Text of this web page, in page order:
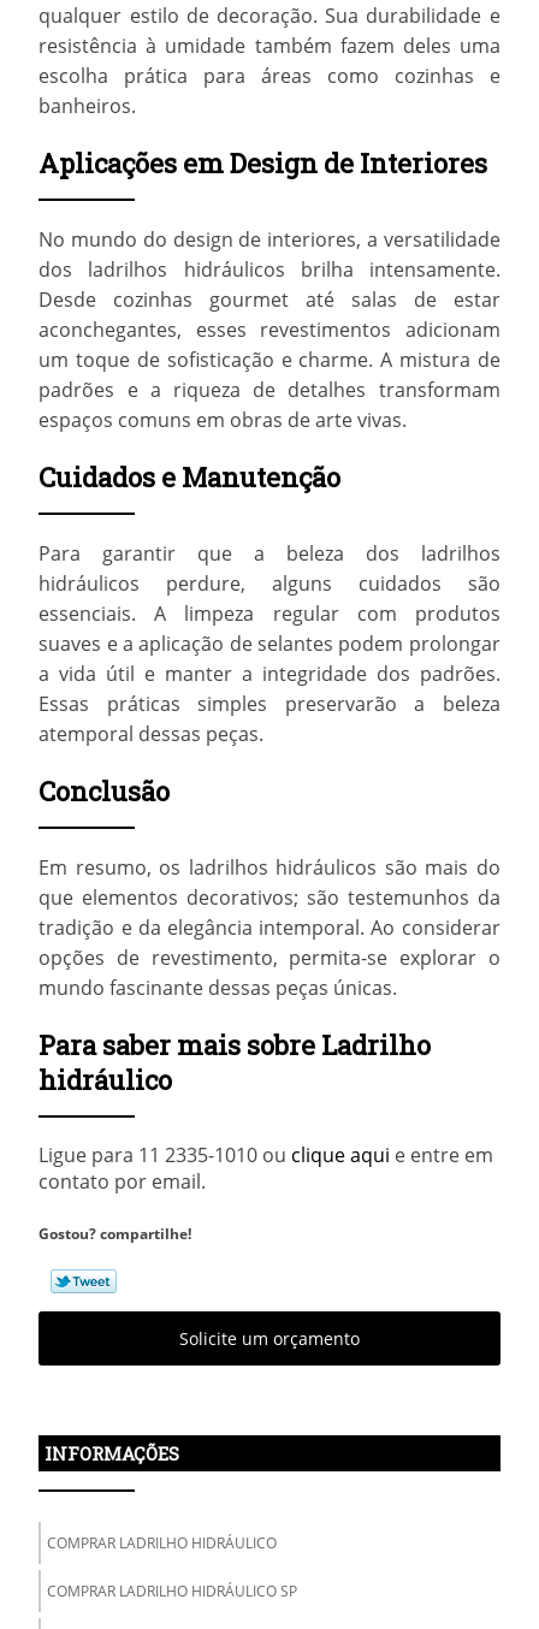
qualquer estilo de decoração. Sua durabilidade e
resistência à umidade também fazem deles uma
escolha prática para áreas como cozinhas e
banheiros.
Aplicações em Design de Interiores
No mundo do design de interiores, a versatilidade
dos ladrilhos hidráulicos brilha intensamente.
Desde cozinhas gourmet até salas de estar
aconchegantes, esses revestimentos adicionam
um toque de sofisticação e charme. A mistura de
padrões e a riqueza de detalhes transformam
espaços comuns em obras de arte vivas.
Cuidados e Manutenção
Para garantir que a beleza dos ladrilhos
hidráulicos perdure, alguns cuidados são
essenciais. A limpeza regular com produtos
suaves e a aplicação de selantes podem prolongar
a vida útil e manter a integridade dos padrões.
Essas práticas simples preservarão a beleza
atemporal dessas peças.
Conclusão
Em resumo, os ladrilhos hidráulicos são mais do
que elementos decorativos; são testemunhos da
tradição e da elegância intemporal. Ao considerar
opções de revestimento, permita-se explorar o
mundo fascinante dessas peças únicas.
Para saber mais sobre Ladrilho
hidráulico
Ligue para 11 2335-1010 ou clique aqui e entre em
contato por email.
Gostou? compartilhe!
Solicite um orçamento
INFORMAÇÕES
COMPRAR LADRILHO HIDRÁULICO
COMPRAR LADRILHO HIDRÁULICO SP